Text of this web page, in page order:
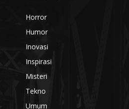
Horror
Humor
Inovasi
Inspirasi
Misteri
Tekno
Umum